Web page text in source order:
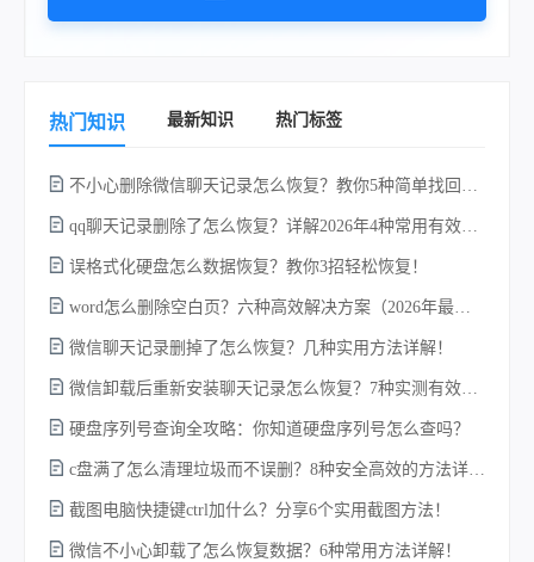
热门知识 最新知识 热门标签
不小心删除微信聊天记录怎么恢复？教你5种简单找回的方法！
qq聊天记录删除了怎么恢复？详解2026年4种常用有效的方法（支持.db数据库提取）
误格式化硬盘怎么数据恢复？教你3招轻松恢复！
word怎么删除空白页？六种高效解决方案（2026年最新实操指南）！
微信聊天记录删掉了怎么恢复？几种实用方法详解！
微信卸载后重新安装聊天记录怎么恢复？7种实测有效的恢复方案详解！
硬盘序列号查询全攻略：你知道硬盘序列号怎么查吗？
c盘满了怎么清理垃圾而不误删？8种安全高效的方法详解+误删恢复指南！
截图电脑快捷键ctrl加什么？分享6个实用截图方法！
微信不小心卸载了怎么恢复数据？6种常用方法详解！